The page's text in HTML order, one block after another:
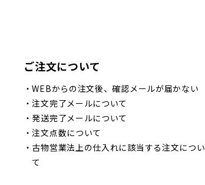
ご注文について
・WEBからの注文後、確認メールが届かない
・注文完了メールについて
・ 発送完了メールについて
・注文点数について
・ 古物営業法上の仕入れに該当する注文につい
て